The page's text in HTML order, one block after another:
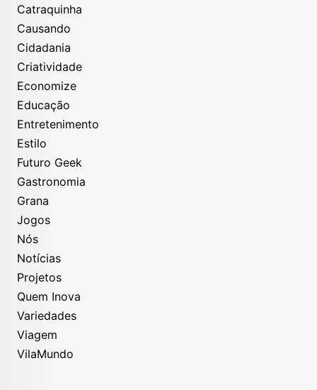
Catraquinha
Causando
Cidadania
Criatividade
Economize
Educação
Entretenimento
Estilo
Futuro Geek
Gastronomia
Grana
Jogos
Nós
Notícias
Projetos
Quem Inova
Variedades
Viagem
VilaMundo